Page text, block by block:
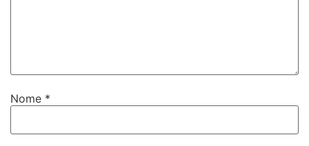
Nome *